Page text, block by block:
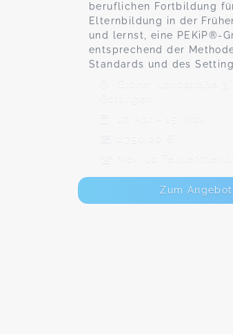
beruflichen Fortbildung
Elternbildung in der
und lernst, eine PEKiP®-
entsprechend der
Standards und des
Groner Landstraße 3,
Göttingen
17. Apr - 15. Nov
1.750,00 €
Max. 10
Zum Angebot